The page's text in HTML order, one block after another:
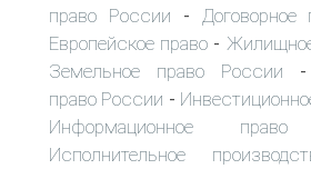
право России -
Европейское право -
Земельное право России
право России -
Информационное
Исполнительное